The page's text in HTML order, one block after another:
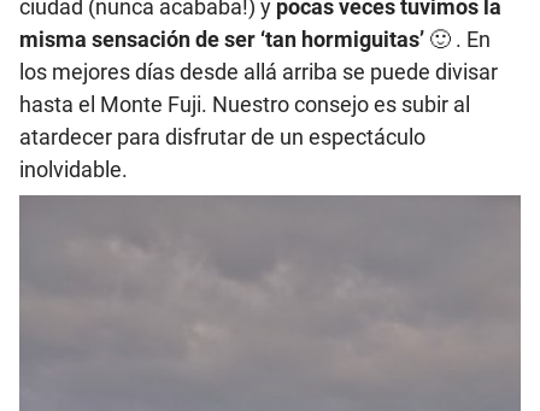
ciudad (nunca acababa!) y pocas veces tuvimos la
misma sensación de ser ‘tan hormiguitas’ 🙂 . En
los mejores días desde allá arriba se puede divisar
hasta el Monte Fuji. Nuestro consejo es subir al
atardecer para disfrutar de un espectáculo
inolvidable.